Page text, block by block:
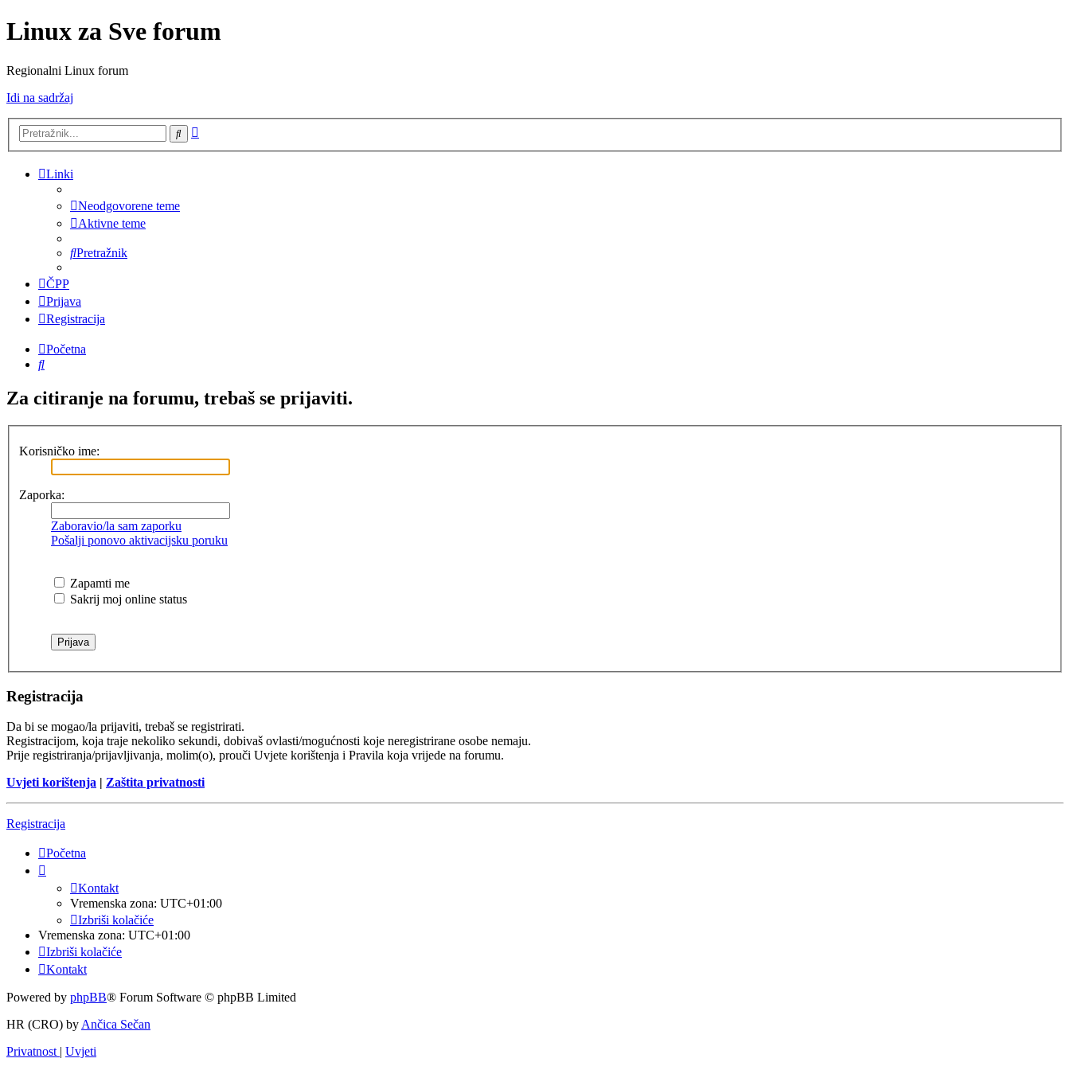
Linux za Sve forum
Regionalni Linux forum
Idi na sadržaj
Pretražnik
Linki
Neodgovorene teme
Aktivne teme
Pretražnik
ČPP
Prijava
Registracija
Početna
Pretražnik
Za citiranje na forumu, trebaš se prijaviti.
Korisničko ime:
Zaporka:
Zaboravio/la sam zaporku
Pošalji ponovo aktivacijsku poruku
Zapamti me
Sakrij moj online status
Registracija
Da bi se mogao/la prijaviti, trebaš se registrirati.
Registracijom, koja traje nekoliko sekundi, dobivaš ovlasti/mogućnosti koje neregistrirane osobe nemaju.
Prije registriranja/prijavljivanja, molim(o), prouči Uvjete korištenja i Pravila koja vrijede na forumu.
Uvjeti korištenja | Zaštita privatnosti
Registracija
Početna
Kontakt
Vremenska zona: UTC+01:00
Izbriši kolačiće
Vremenska zona: UTC+01:00
Izbriši kolačiće
Kontakt
Powered by phpBB® Forum Software © phpBB Limited
HR (CRO) by Ančica Sečan
Privatnost | Uvjeti